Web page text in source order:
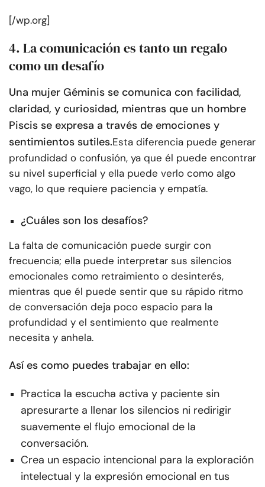
[/wp.org]
4. La comunicación es tanto un regalo
como un desafío
Una mujer Géminis se comunica con facilidad,
claridad, y curiosidad, mientras que un hombre
Piscis se expresa a través de emociones y
sentimientos sutiles.Esta diferencia puede generar
profundidad o confusión, ya que él puede encontrar
su nivel superficial y ella puede verlo como algo
vago, lo que requiere paciencia y empatía.
¿Cuáles son los desafíos?
La falta de comunicación puede surgir con
frecuencia; ella puede interpretar sus silencios
emocionales como retraimiento o desinterés,
mientras que él puede sentir que su rápido ritmo
de conversación deja poco espacio para la
profundidad y el sentimiento que realmente
necesita y anhela.
Así es como puedes trabajar en ello:
Practica la escucha activa y paciente sin
apresurarte a llenar los silencios ni redirigir
suavemente el flujo emocional de la
conversación.
Crea un espacio intencional para la exploración
intelectual y la expresión emocional en tus